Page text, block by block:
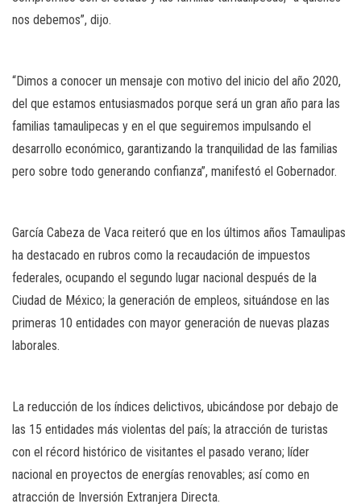
nos debemos”, dijo.
“Dimos a conocer un mensaje con motivo del inicio del año 2020,
del que estamos entusiasmados porque será un gran año para las
familias tamaulipecas y en el que seguiremos impulsando el
desarrollo económico, garantizando la tranquilidad de las familias
pero sobre todo generando confianza”, manifestó el Gobernador.
García Cabeza de Vaca reiteró que en los últimos años Tamaulipas
ha destacado en rubros como la recaudación de impuestos
federales, ocupando el segundo lugar nacional después de la
Ciudad de México; la generación de empleos, situándose en las
primeras 10 entidades con mayor generación de nuevas plazas
laborales.
La reducción de los índices delictivos, ubicándose por debajo de
las 15 entidades más violentas del país; la atracción de turistas
con el récord histórico de visitantes el pasado verano; líder
nacional en proyectos de energías renovables; así como en
atracción de Inversión Extranjera Directa.